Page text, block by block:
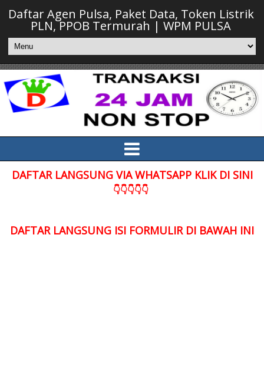
Daftar Agen Pulsa, Paket Data, Token Listrik
PLN, PPOB Termurah | WPM PULSA
DAFTAR LANGSUNG VIA WHATSAPP KLIK DI SINI
👇👇👇👇👇
DAFTAR LANGSUNG ISI FORMULIR DI BAWAH INI